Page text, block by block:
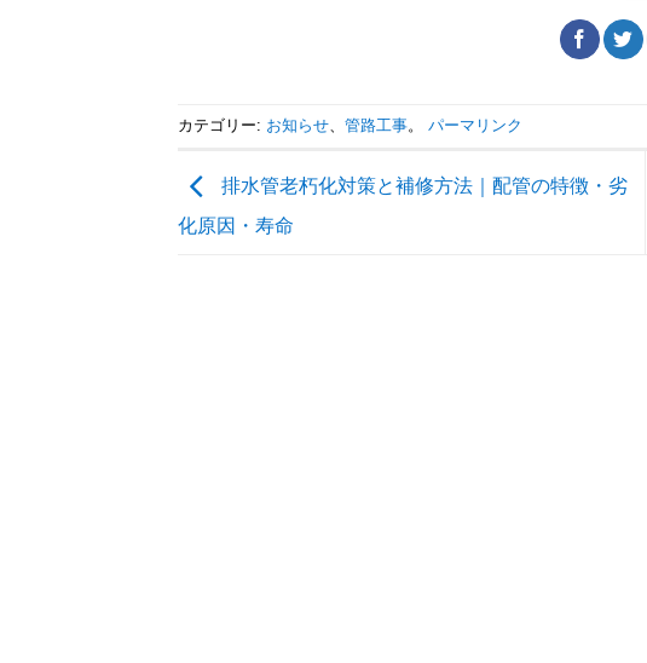
カテゴリー: お知らせ 管路工事。 パーマリンク
排水管老朽化対策と補修方法｜配管の特徴・劣
化原因・寿命